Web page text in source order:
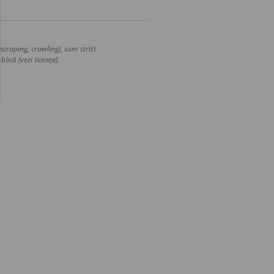
crawling), sunt strict
(vezi licența).